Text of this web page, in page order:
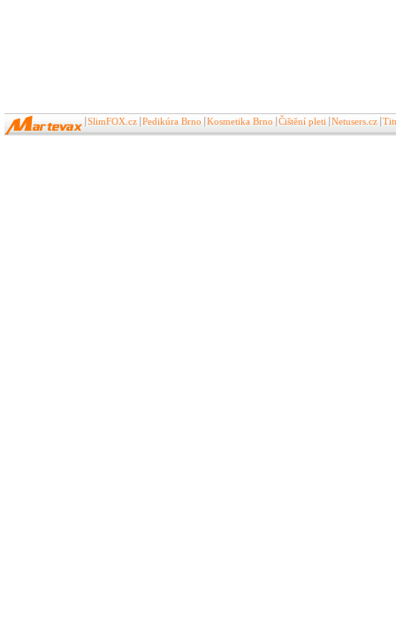
SlimFOX.cz Pedikúra Brno Kosmetika Brno Čištění pleti Netusers.cz